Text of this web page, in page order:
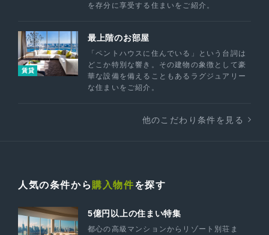
を存分に享受する住まいをご紹介。
賃貸
最上階のお部屋
「ペントハウスに住んでいる」という台詞は
どこか特別な響き。その建物の象徴として豪
華な設備を備えることもあるラグジュアリー
な住まいをご紹介。
他のこだわり条件を見る
人気の条件から 購入物件を探す
5億円以上の住まい特集
都心の高級マンションからリゾート別荘ま